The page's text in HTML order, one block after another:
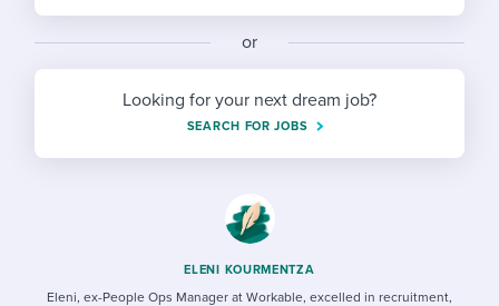
Finding and attracting people
Digitizing work processes
Free ebooks & reports
Workable Academy
or
Looking for your next dream job?
SEARCH FOR JOBS
ELENI KOURMENTZA
Eleni, ex-People Ops Manager at Workable, excelled in recruitment,